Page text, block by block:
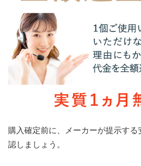
購入確定前に、メーカーが提示す
認しましょう。